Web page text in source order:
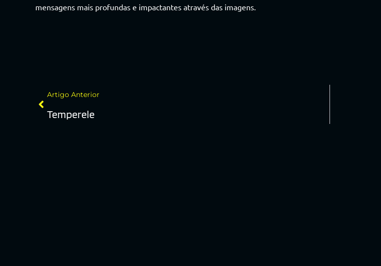
mensagens mais profundas e impactantes através das imagens.
Artigo Anterior
Temperele